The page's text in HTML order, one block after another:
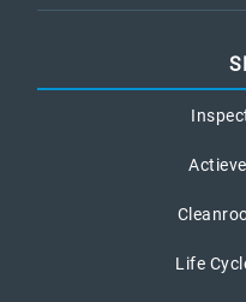
Life